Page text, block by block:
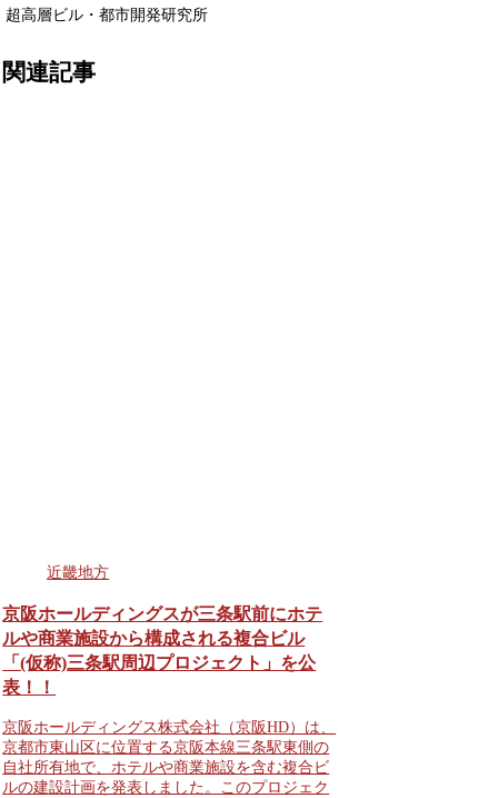
超高層ビル・都市開発研究所
関連記事
近畿地方
京阪ホールディングスが三条駅前にホテ
ルや商業施設から構成される複合ビル
「(仮称)三条駅周辺プロジェクト」を公
表！！
京阪ホールディングス株式会社（京阪HD）は、
京都市東山区に位置する京阪本線三条駅東側の
自社所有地で、ホテルや商業施設を含む複合ビ
ルの建設計画を発表しました。このプロジェク